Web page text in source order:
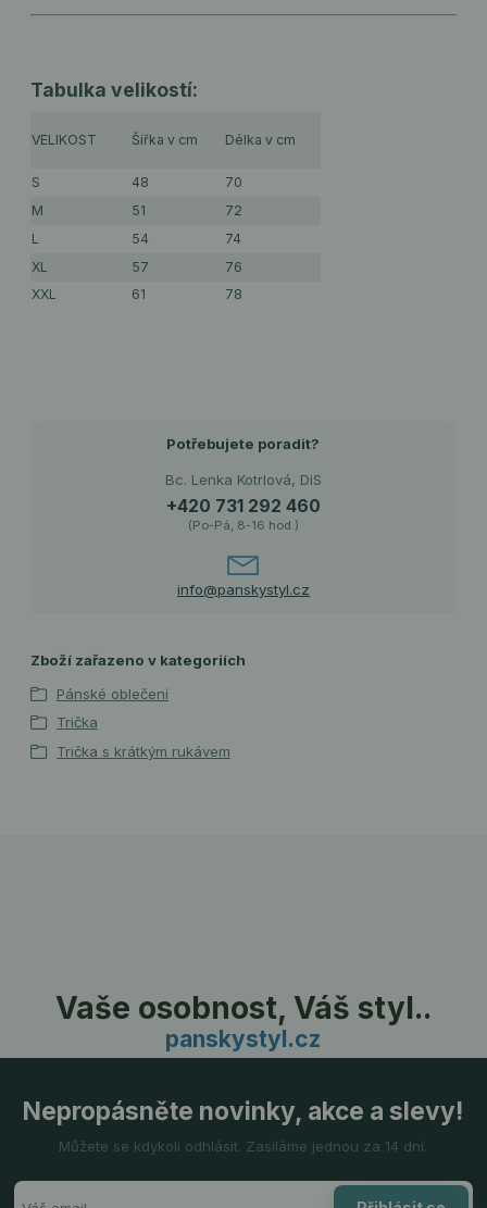
Tabulka velikostí:
VELIKOST Šířka v cm Délka v cm
S 48
70
M
51
72
L
54
74
XL
57
76
XXL
61 78
Potřebujete poradit?
Bc. Lenka Kotrlová, DiS
+420 731 292 460
(Po-Pá, 8-16 hod.)
info@panskystyl.cz
Zboží zařazeno v kategoriích
Pánské oblečení
Trička
Trička s krátkým rukávem
Vaše osobnost, Váš styl..
panskystyl.cz
Nepropásněte novinky, akce a slevy!
Můžete se kdykoli odhlásit. Zasíláme jednou za 14 dní.